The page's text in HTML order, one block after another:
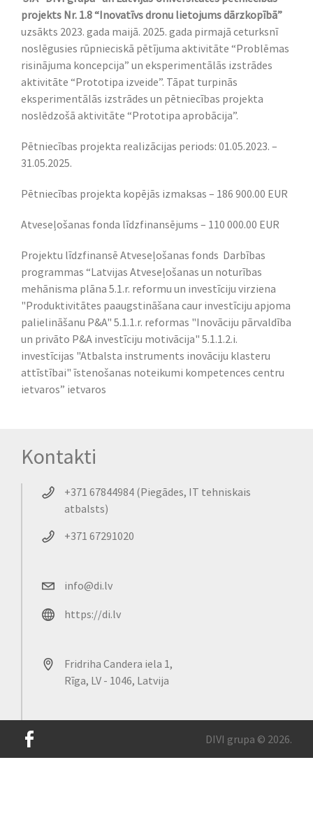
projekts Nr. 1.8 “Inovatīvs dronu lietojums dārzkopībā”
uzsākts 2023. gada maijā. 2025. gada pirmajā ceturksnī
noslēgusies rūpnieciskā pētījuma aktivitāte “Problēmas
risinājuma koncepcija” un eksperimentālās izstrādes
aktivitāte “Prototipa izveide”. Tāpat turpinās
eksperimentālās izstrādes un pētniecības projekta
noslēdzošā aktivitāte “Prototipa aprobācija”.
Pētniecības projekta realizācijas periods: 01.05.2023. –
31.05.2025.
Pētniecības projekta kopējās izmaksas – 186 900.00 EUR
Atveseļošanas fonda līdzfinansējums – 110 000.00 EUR
Projektu līdzfinansē Atveseļošanas fonds Darbības
programmas “Latvijas Atveseļošanas un noturības
mehānisma plāna 5.1.r. reformu un investīciju virziena
"Produktivitātes paaugstināšana caur investīciju apjoma
palielināšanu P&A" 5.1.1.r. reformas "Inovāciju pārvaldība
un privāto P&A investīciju motivācija" 5.1.1.2.i.
investīcijas "Atbalsta instruments inovāciju klasteru
attīstībai" īstenošanas noteikumi kompetences centru
ietvaros” ietvaros
Kontakti
+371 67844984 (Piegādes, IT tehniskais
atbalsts)
+371 67291020
info@di.lv
https://di.lv
Fridriha Candera iela 1,
Rīga, LV - 1046, Latvija
DIVI grupa © 2026.